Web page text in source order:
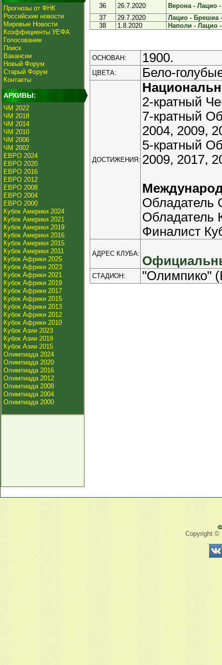
Прогнозы от ФНК
Российские новости
Мировые Новости
Коэффициенты УЕФА
Голосование
Поиск
Вакансии
Новый Форум
Старый Форум
Контакты
АРХИВЫ:
ЧМ 2022
ЧМ 2018
ЧМ 2014
ЧМ 2010
ЧМ 2006
ЧМ 2002
ЕВРО 2024
ЕВРО 2020
ЕВРО 2016
ЕВРО 2012
ЕВРО 2008
ЕВРО 2004
ЕВРО 2000
Кубок Америки 2024
Кубок Америки 2021
Кубок Америки 2019
Кубок Америки 2016
Кубок Америки 2015
Кубок Америки 2011
Кубок Африки 2025
Кубок Африки 2023
Кубок Африки 2021
Кубок Африки 2019
Кубок Африки 2017
Кубок Африки 2015
Кубок Африки 2013
Кубок Африки 2012
Кубок Африки 2010
Кубок Азии 2023
Кубок Азии 2019
Кубок Азии 2015
Олимпиада 2024
Олимпиада 2020
Олимпиада 2016
Олимпиада 2012
Олимпиада 2008
Олимпиада 2004
Олимпиада 2000
36
26.7.2020
Верона - Лацио -
37
29.7.2020
Лацио - Брешиа
38
1.8.2020 Наполи - Лацио
ОСНОВАН: 1900.
ЦВЕТА: Бело-
ДОСТИЖЕНИЯ:
2-кратный
7-кратный
2004, 2009,
5-кратный
2009, 2017,
Обладатель
Обладатель
Финалист
АДРЕС КЛУБА:
СТАДИОН: "Олимпико"
Copyright ©